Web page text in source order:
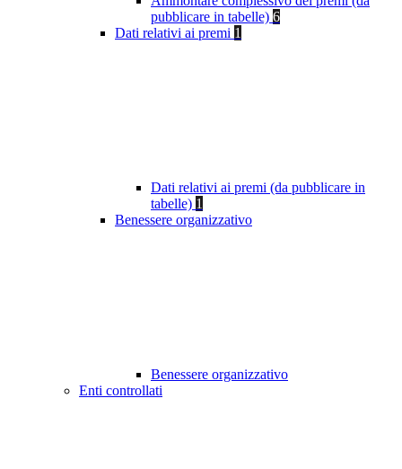
pubblicare in tabelle) 6
Dati relativi ai premi 1
Dati relativi ai premi (da pubblicare in
tabelle) 1
Benessere organizzativo
Benessere organizzativo
Enti controllati